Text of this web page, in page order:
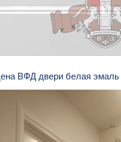
ВФД двери белая эмаль